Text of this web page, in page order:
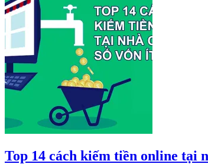
Top 14 cách kiếm tiền online tại